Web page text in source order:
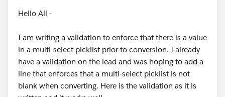
Hello All -
I am writing a validation to enforce that there is a value
in a multi-select picklist prior to conversion. I already
have a validation on the lead and was hoping to add a
line that enforces that a multi-select picklist is not
blank when converting. Here is the validation as it is